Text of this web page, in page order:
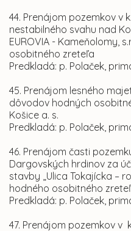
44. Prenájom pozemkov v
nestabilného svahu nad
EUROVIA - Kameňolomy,
osobitného zreteľa
Predkladá: p. Polaček,
45. Prenájom lesného
dôvodov hodných
Košice a. s.
Predkladá: p. Polaček,
46. Prenájom časti
Dargovských hrdinov za
stavby „Ulica Tokajícka –
hodného osobitného
Predkladá: p. Polaček,
47. Prenájom pozemkov v